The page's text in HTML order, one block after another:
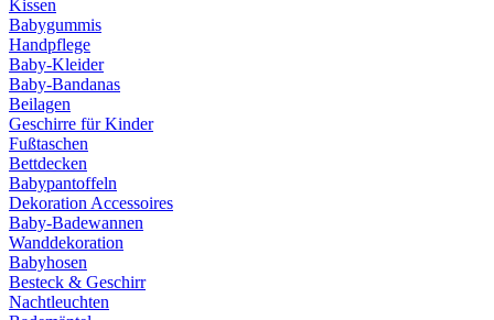
Kissen
Babygummis
Handpflege
Baby-Kleider
Baby-Bandanas
Beilagen
Geschirre für Kinder
Fußtaschen
Bettdecken
Babypantoffeln
Dekoration Accessoires
Baby-Badewannen
Wanddekoration
Babyhosen
Besteck & Geschirr
Nachtleuchten